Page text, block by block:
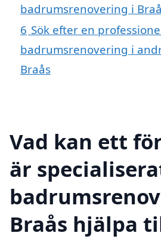
badrumsrenovering i
6 Sök efter en
badrumsrenovering i
Braås
Vad kan ett
är
Braås hjälpa